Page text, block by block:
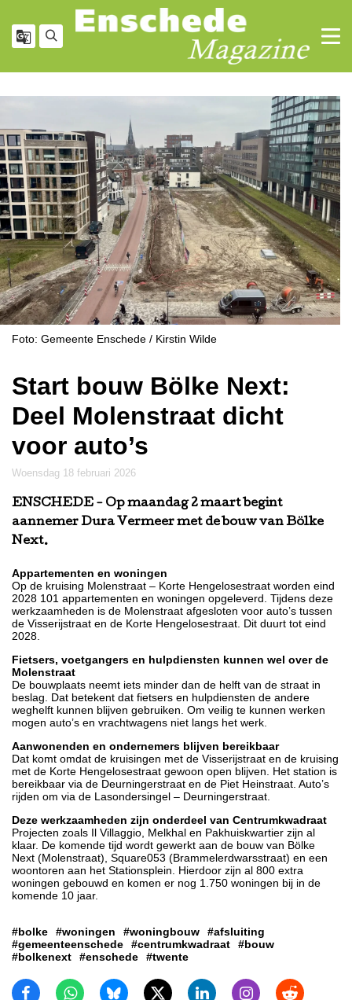
Foto: Gemeente Enschede / Kirstin Wilde
Start bouw Bölke Next:
Deel Molenstraat dicht
voor auto’s
woensdag 18 februari 2026
ENSCHEDE - Op maandag 2 maart begint
aannemer Dura Vermeer met de bouw van Bölke
Next.
Appartementen en woningen
Op de kruising Molenstraat – Korte Hengelosestraat worden eind
2028 101 appartementen en woningen opgeleverd. Tijdens deze
werkzaamheden is de Molenstraat afgesloten voor auto’s tussen
de Visserijstraat en de Korte Hengelosestraat. Dit duurt tot eind
2028.
Fietsers, voetgangers en hulpdiensten kunnen wel over de
Molenstraat
De bouwplaats neemt iets minder dan de helft van de straat in
beslag. Dat betekent dat fietsers en hulpdiensten de andere
weghelft kunnen blijven gebruiken. Om veilig te kunnen werken
mogen auto’s en vrachtwagens niet langs het werk.
Aanwonenden en ondernemers blijven bereikbaar
Dat komt omdat de kruisingen met de Visserijstraat en de kruising
met de Korte Hengelosestraat gewoon open blijven. Het station is
bereikbaar via de Deurningerstraat en de Piet Heinstraat. Auto’s
rijden om via de Lasondersingel – Deurningerstraat.
Deze werkzaamheden zijn onderdeel van Centrumkwadraat
Projecten zoals Il Villaggio, Melkhal en Pakhuiskwartier zijn al
klaar. De komende tijd wordt gewerkt aan de bouw van Bölke
Next (Molenstraat), Square053 (Brammelerdwarsstraat) en een
woontoren aan het Stationsplein. Hierdoor zijn al 800 extra
woningen gebouwd en komen er nog 1.750 woningen bij in de
komende 10 jaar.
#bolke #woningen #woningbouw
#afsluiting
#gemeenteenschede
#centrumkwadraat
#bouw
#bolkenext
#enschede #twente